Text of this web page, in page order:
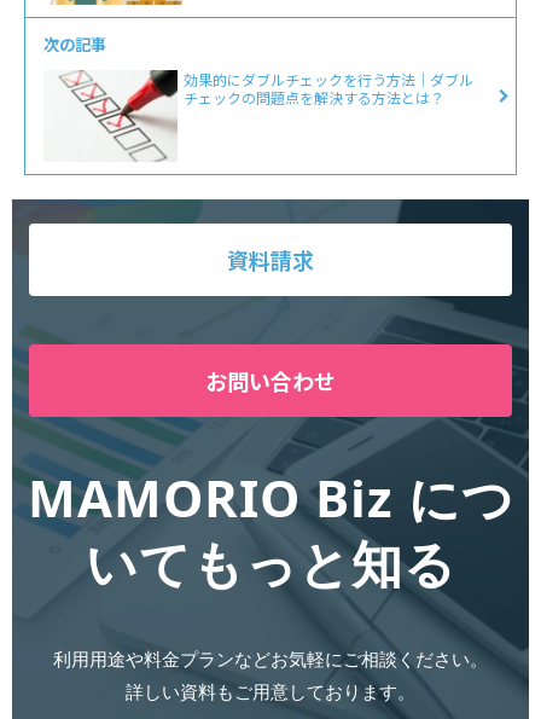
次の記事
効果的にダブルチェックを行う方法｜ダブル
チェックの問題点を解決する方法とは？
資料請求
お問い合わせ
MAMORIO Biz につ
いてもっと知る
利用用途や料金プランなどお気軽にご相談ください。
詳しい資料もご用意しております。